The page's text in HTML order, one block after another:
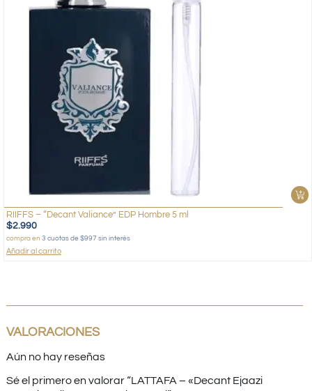
RIIFFS – “Decant Valiance” EDP Hombre 5 ml
$2.990
compra en 3 cuotas de $997 sin interés
Añadir al carrito
VALORACIONES
Aún no hay reseñas
Sé el primero en valorar “LATTAFA – «Decant Ejaazi